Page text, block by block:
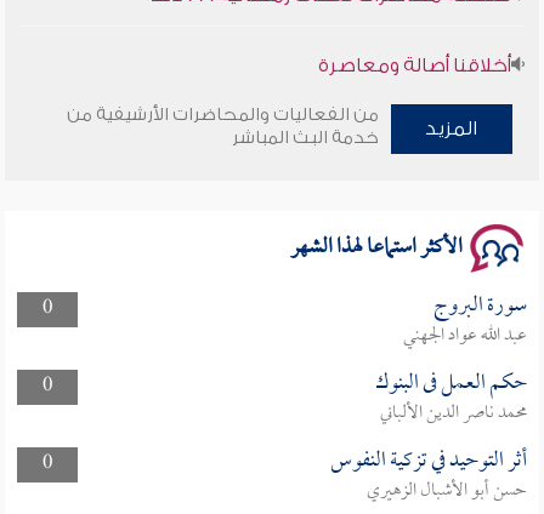
أخلاقنا أصالة ومعاصرة
وأمنهم من خوف 9
المزيد
من الفعاليات والمحاضرات الأرشيفية من
خدمة البث المباشر
الأكثر استماعا لهذا الشهر
0 سورة البروج
عبد الله عواد الجهني
0
حكم العمل فى البنوك
محمد ناصر الدين الألباني
0
أثر التوحيد في تزكية النفوس
حسن أبو الأشبال الزهيري